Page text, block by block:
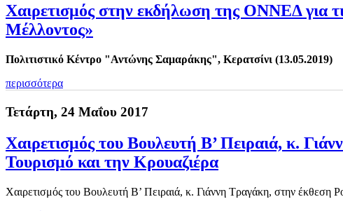
Χαιρετισμός στην εκδήλωση της ΟΝΝΕΔ για
Μέλλοντος»
Πολιτιστικό Κέντρο "Αντώνης Σαμαράκης", Κερατσίνι (13.05.2019)
περισσότερα
Τετάρτη, 24 Μαΐου 2017
Χαιρετισμός του Βουλευτή Β’ Πειραιά, κ.
Τουρισμό και την Κρουαζιέρα
Χαιρετισμός του Βουλευτή Β’ Πειραιά, κ. Γιάννη Τραγάκη, στην